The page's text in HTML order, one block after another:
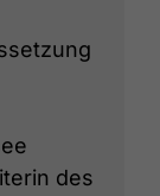
des